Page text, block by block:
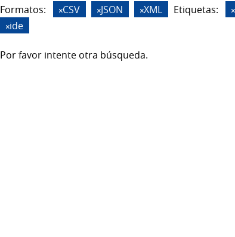
Formatos: CSV JSON XML Etiquetas:
ide
Por favor intente otra búsqueda.